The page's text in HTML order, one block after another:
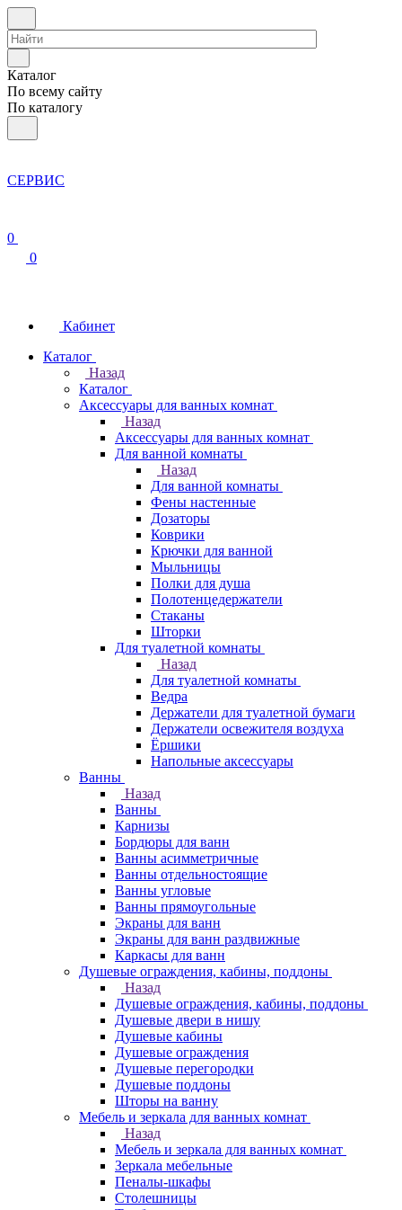
Каталог
По всему сайту
По каталогу
СЕРВИС
0
0
Кабинет
Каталог
Назад
Каталог
Аксессуары для ванных комнат
Назад
Аксессуары для ванных комнат
Для ванной комнаты
Назад
Для ванной комнаты
Фены настенные
Дозаторы
Коврики
Крючки для ванной
Мыльницы
Полки для душа
Полотенцедержатели
Стаканы
Шторки
Для туалетной комнаты
Назад
Для туалетной комнаты
Ведра
Держатели для туалетной бумаги
Держатели освежителя воздуха
Ёршики
Напольные аксессуары
Ванны
Назад
Ванны
Карнизы
Бордюры для ванн
Ванны асимметричные
Ванны отдельностоящие
Ванны угловые
Ванны прямоугольные
Экраны для ванн
Экраны для ванн раздвижные
Каркасы для ванн
Душевые ограждения, кабины, поддоны
Назад
Душевые ограждения, кабины, поддоны
Душевые двери в нишу
Душевые кабины
Душевые ограждения
Душевые перегородки
Душевые поддоны
Шторы на ванну
Мебель и зеркала для ванных комнат
Назад
Мебель и зеркала для ванных комнат
Зеркала мебельные
Пеналы-шкафы
Столешницы